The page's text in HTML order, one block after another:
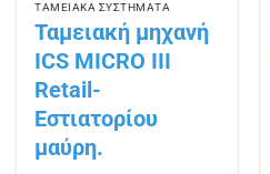
ΤΑΜΕΙΑΚΑ ΣΥΣΤΗΜΑΤΑ
Ταμειακή μηχανή
ICS MICRO III
Retail-
Εστιατορίου
μαύρη.